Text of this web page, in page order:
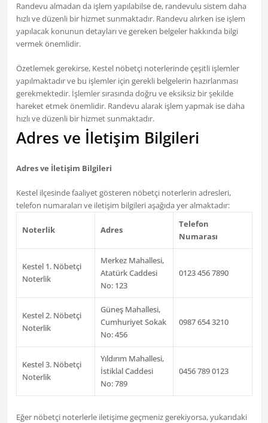
Randevu almadan da işlem yapılabilse de, randevulu sistem daha
hızlı ve düzenli bir hizmet sunmaktadır. Randevu alırken ise işlem
yapılacak konunun detayları ve gereken belgeler hakkında bilgi
vermek önemlidir.
Özetlemek gerekirse, Kestel nöbetçi noterlerinde çeşitli işlemler
yapılmaktadır ve bu işlemler için gerekli belgelerin hazırlanması
gerekmektedir. İşlemler sırasında doğru ve eksiksiz bir şekilde
hareket etmek önemlidir. Randevu alarak işlem yapmak ise daha
hızlı ve düzenli bir hizmet sunmaktadır.
Adres ve İletişim Bilgileri
Adres ve İletişim Bilgileri
Kestel ilçesinde faaliyet gösteren nöbetçi noterlerin adresleri,
telefon numaraları ve iletişim bilgileri aşağıda yer almaktadır:
Noterlik Adres
Telefon
Numarası
Kestel 1. Nöbetçi
Noterlik
Merkez Mahallesi,
Atatürk Caddesi
No: 123
0123 456 7890
Kestel 2. Nöbetçi
Noterlik
Güneş Mahallesi,
Cumhuriyet Sokak
No: 456
0987 654 3210
Kestel 3. Nöbetçi
Noterlik
Yıldırım Mahallesi,
İstiklal Caddesi
No: 789
0456 789 0123
Eğer nöbetçi noterlerle iletişime geçmeniz gerekiyorsa, yukarıdaki